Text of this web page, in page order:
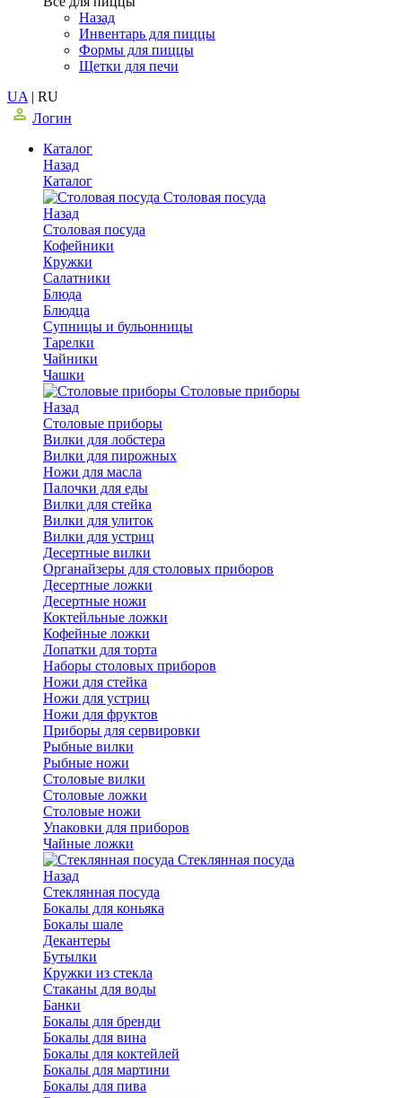
Назад
Инвентарь для пиццы
Формы для пиццы
Щетки для печи
UA | RU
Логин
Каталог
Назад
Каталог
Столовая посуда
Назад
Столовая посуда
Кофейники
Кружки
Салатники
Блюда
Блюдца
Супницы и бульонницы
Тарелки
Чайники
Чашки
Cтоловые приборы
Назад
Cтоловые приборы
Вилки для лобстера
Вилки для пирожных
Ножи для масла
Палочки для еды
Вилки для стейка
Вилки для улиток
Вилки для устриц
Десертные вилки
Органайзеры для столовых приборов
Десертные ложки
Десертные ножи
Коктейльные ложки
Кофейные ложки
Лопатки для торта
Наборы столовых приборов
Ножи для стейка
Ножи для устриц
Ножи для фруктов
Приборы для сервировки
Рыбные вилки
Рыбные ножи
Столовые вилки
Столовые ложки
Столовые ножи
Упаковки для приборов
Чайные ложки
Стеклянная посуда
Назад
Стеклянная посуда
Бокалы для коньяка
Бокалы шале
Декантеры
Бутылки
Кружки из стекла
Стаканы для воды
Банки
Бокалы для бренди
Бокалы для вина
Бокалы для коктейлей
Бокалы для мартини
Бокалы для пива